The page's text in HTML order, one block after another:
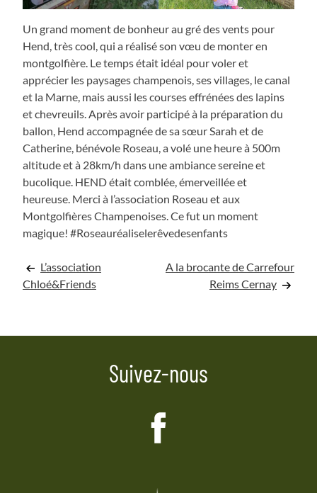
Un grand moment de bonheur au gré des vents pour
Hend, très cool, qui a réalisé son vœu de monter en
montgolfière. Le temps était idéal pour voler et
apprécier les paysages champenois, ses villages, le canal
et la Marne, mais aussi les courses effrénées des lapins
et chevreuils. Après avoir participé à la préparation du
ballon, Hend accompagnée de sa sœur Sarah et de
Catherine, bénévole Roseau, a volé une heure à 500m
altitude et à 28km/h dans une ambiance sereine et
bucolique. HEND était comblée, émerveillée et
heureuse. Merci à l’association Roseau et aux
Montgolfières Champenoises. Ce fut un moment
magique! #Roseauréaliselerêvedesenfants
Navigation
l’article
L’association
Chloé&Friends
A la brocante de Carrefour
Reims Cernay
Suivez-nous